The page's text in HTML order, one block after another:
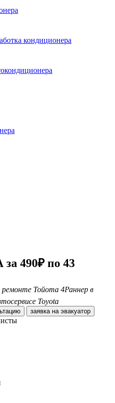
кондиционера
490₽ по 43
ремонте Тойота 4Раннер в
Toyota
заявка на эвакуатор